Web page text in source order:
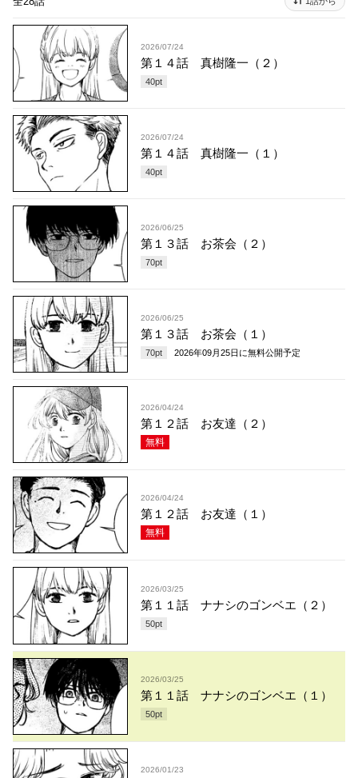
2026/07/24
第１４話 真樹隆一（２）
40pt
2026/07/24
第１４話 真樹隆一（１）
40pt
2026/06/25
第１３話 お茶会（２）
70pt
2026/06/25
第１３話 お茶会（１）
70pt 2026年09月25日 に無料公開予定
2026/04/24
第１２話 お友達（２）
無料
2026/04/24
第１２話 お友達（１）
無料
2026/03/25
第１１話 ナナシのゴンベエ（２）
50pt
2026/03/25
第１１話 ナナシのゴンベエ（１）
50pt
2026/01/23